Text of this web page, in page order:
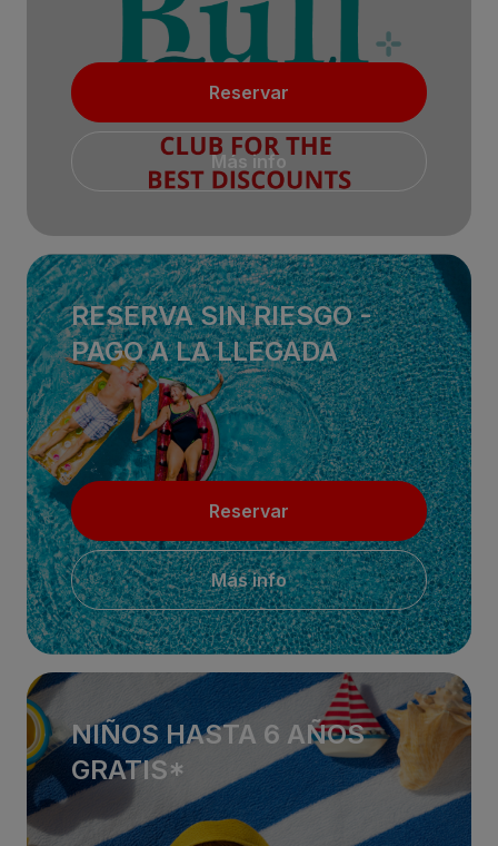
Reservar
Más info
RESERVA SIN RIESGO -
PAGO A LA LLEGADA
Reservar
Más info
NIÑOS HASTA 6 AÑOS
GRATIS*